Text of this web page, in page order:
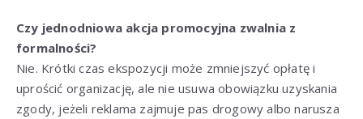
Czy jednodniowa akcja promocyjna zwalnia z
formalności?
Nie. Krótki czas ekspozycji może zmniejszyć opłatę i
uprościć organizację, ale nie usuwa obowiązku uzyskania
zgody, jeżeli reklama zajmuje pas drogowy albo narusza